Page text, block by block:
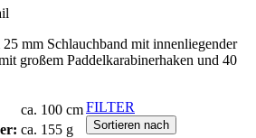
mm Schlauchband mit innenliegender
großem Paddelkarabinerhaken und 40
ca. 100 cm
ca. 155 g
FILTER
Sortieren nach